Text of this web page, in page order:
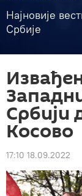
Најновије
Србије
Србији
Косово
17:10 18.09.2022